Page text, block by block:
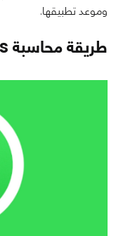
وموعد تطبيقها.
طريقة محاسبة WhatsApp Business